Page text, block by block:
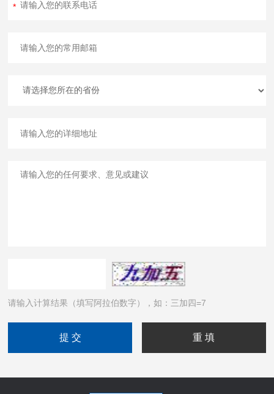
请输入计算结果（填写阿拉伯数字），如：三加四=7